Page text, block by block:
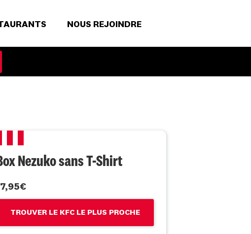
NOUS REJOINDRE
Nezuko sans T-Shirt
TROUVER LE KFC LE PLUS PROCHE